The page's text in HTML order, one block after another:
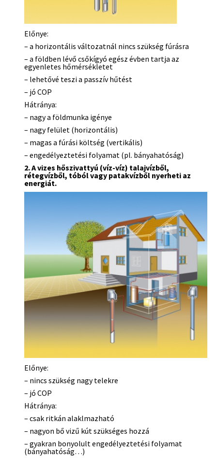
Előnye:
– a horizontális változatnál nincs szükség fúrásra
– a földben lévő csőkígyó egész évben tartja az
egyenletes hőmérsékletet
– lehetővé teszi a passzív hűtést
– jó COP
Hátránya:
– nagy a földmunka igénye
– nagy felület (horizontális)
– magas a fúrási költség (vertikális)
– engedélyeztetési folyamat (pl. bányahatóság)
2. A vizes hőszivattyú (víz-víz) talajvízből,
rétegvízből, tóból vagy patakvízből nyerheti az
energiát.
Előnye:
– nincs szükség nagy telekre
– jó COP
Hátránya:
– csak ritkán alaklmazható
– nagyon bő vizű kút szükséges hozzá
– gyakran bonyolult engedélyeztetési folyamat
(bányahatóság…)